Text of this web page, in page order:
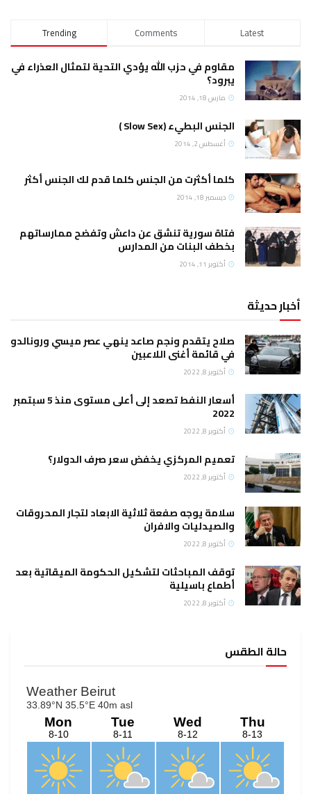
Trending Comments Latest
مقاوم في حزب الله يؤدي التحية لتمثال العذراء في
يبرود؟
مارس 18, 2014
الجنس البطيء (Slow Sex )
أغسطس 2, 2014
كلما أكثرت من الجنس كلما قدم لك الجنس أكثر
ديسمبر 18, 2014
فتاة سورية تنشق عن داعش وتفضح ممارساتهم
بخطف البنات من المدارس
أكتوبر 11, 2014
أخبار حديثة
صلاح يتقدم ونجم صاعد ينهي عصر ميسي ورونالدو
في قائمة أغنى اللاعبين
أكتوبر 8, 2022
أسعار النفط تصعد إلى أعلى مستوى منذ 5 سبتمبر
2022
أكتوبر 8, 2022
تعميم المركزي يخفض سعر صرف الدولار؟
أكتوبر 8, 2022
سلامة يوجه صفعة ثلاثية الابعاد لتجار المحروقات
والصيدليات والافران
أكتوبر 8, 2022
توقف المباحثات لتشكيل الحكومة الميقاتية بعد
أطماع باسيلية
أكتوبر 8, 2022
حالة الطقس